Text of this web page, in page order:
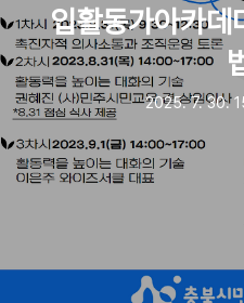
입활동가아카
2025. 7. 30.